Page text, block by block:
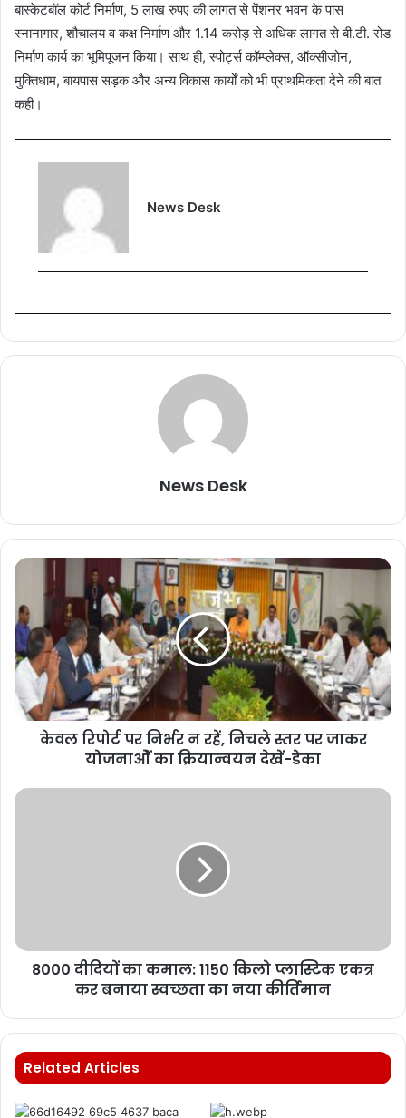
बास्केटबॉल कोर्ट निर्माण, 5 लाख रुपए की लागत से पेंशनर भवन के पास
स्नानागार, शौचालय व कक्ष निर्माण और 1.14 करोड़ से अधिक लागत से बी.टी. रोड
निर्माण कार्य का भूमिपूजन किया। साथ ही, स्पोर्ट्स कॉम्प्लेक्स, ऑक्सीजोन,
मुक्तिधाम, बायपास सड़क और अन्य विकास कार्यों को भी प्राथमिकता देने की बात
कही।
News Desk
News Desk
केवल रिपोर्ट पर निर्भर न रहें, निचले स्तर पर जाकर
योजनाओें का क्रियान्वयन देखें-डेका
8000 दीदियों का कमाल: 1150 किलो प्लास्टिक एकत्र
कर बनाया स्वच्छता का नया कीर्तिमान
Related Articles